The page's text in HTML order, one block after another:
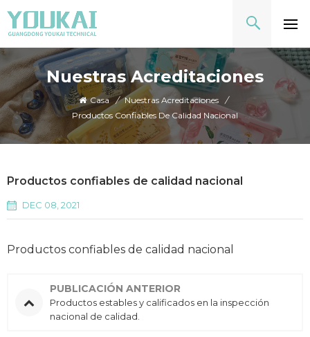
Nuestras Acreditaciones
Casa / Nuestras Acreditaciones /
Productos Confiables De Calidad Nacional
Productos confiables de calidad nacional
DEC 08, 2021
Productos confiables de calidad nacional
PUBLICACIÓN ANTERIOR
Productos estables y calificados en la inspección
nacional de calidad.